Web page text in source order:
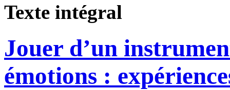
Texte intégral
Jouer d’un
émotions :